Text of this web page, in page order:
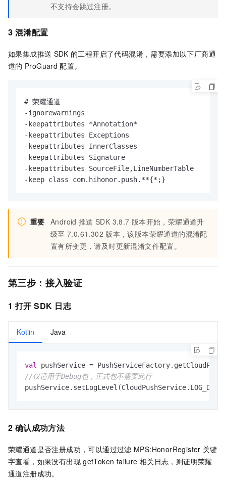
不支持会跳过注册。
3 混淆配置
如果集成推送 SDK 的工程开启了代码混淆，需要添加以下厂商通
道的 ProGuard 配置。
# 荣耀通道
-ignorewarnings
-keepattributes *Annotation*
-keepattributes Exceptions
-keepattributes InnerClasses
-keepattributes Signature
-keepattributes SourceFile,LineNumberTable
-keep class com.hihonor.push.**{*;}
重要 Android 推送 SDK 3.8.7 版本开始，荣耀通道升
级至 7.0.61.302 版本，该版本荣耀通道的混淆配
置有所变更，请及时更新混淆文件配置。
第三步：接入验证
1 打开 SDK 日志
Kotlin Java
val
//仅适用于Debug包，正式包不需要此行
2 确认成功方法
荣耀通道是否注册成功，可以通过过滤 MPS:HonorRegister 关键
字查看，如果没有出现 getToken failure 相关日志，则证明荣耀
通道注册成功。